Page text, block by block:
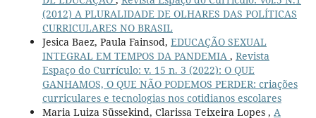
(2012) A PLURALIDADE DE OLHARES DAS POLÍTICAS
CURRICULARES NO BRASIL
Jesica Baez, Paula Fainsod, EDUCAÇÃO SEXUAL
INTEGRAL EM TEMPOS DA PANDEMIA , Revista
Espaço do Currículo: v. 15 n. 3 (2022): O QUE
GANHAMOS, O QUE NÃO PODEMOS PERDER: criações
curriculares e tecnologias nos cotidianos escolares
Maria Luiza Süssekind, Clarissa Teixeira Lopes , A